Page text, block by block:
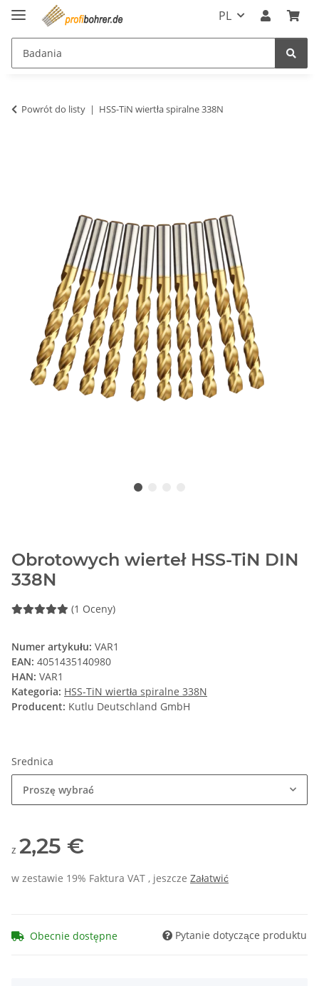
PL
Powrót do listy HSS-TiN wiertła spiralne 338N
Obrotowych wierteł HSS-TiN DIN
338N
(1 Oceny)
Numer artykułu: VAR1
EAN: 4051435140980
HAN: VAR1
Kategoria: HSS-TiN wiertła spiralne 338N
Producent: Kutlu Deutschland GmbH
Srednica
Proszę wybrać
z 2,25 €
w zestawie 19% Faktura VAT , jeszcze Załatwić
Obecnie dostępne Pytanie dotyczące produktu